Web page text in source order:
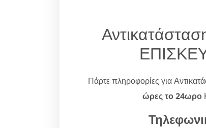
Πάρτε πληροφορίες για
ώρες το 24ωρο